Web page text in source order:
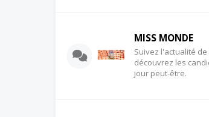
MISS MONDE
Suivez l'actualité
découvrez les
jour peut-être.